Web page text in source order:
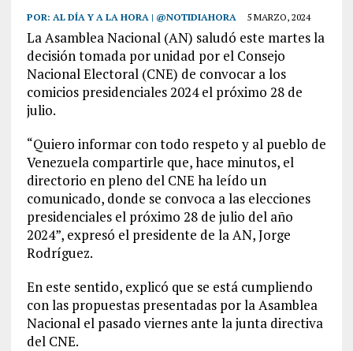
POR: AL DÍA Y A LA HORA | @NOTIDIAHORA 5 MARZO, 2024
La Asamblea Nacional (AN) saludó este martes la
decisión tomada por unidad por el Consejo
Nacional Electoral (CNE) de convocar a los
comicios presidenciales 2024 el próximo 28 de
julio.
“Quiero informar con todo respeto y al pueblo de
Venezuela compartirle que, hace minutos, el
directorio en pleno del CNE ha leído un
comunicado, donde se convoca a las elecciones
presidenciales el próximo 28 de julio del año
2024”, expresó el presidente de la AN, Jorge
Rodríguez.
En este sentido, explicó que se está cumpliendo
con las propuestas presentadas por la Asamblea
Nacional el pasado viernes ante la junta directiva
del CNE.